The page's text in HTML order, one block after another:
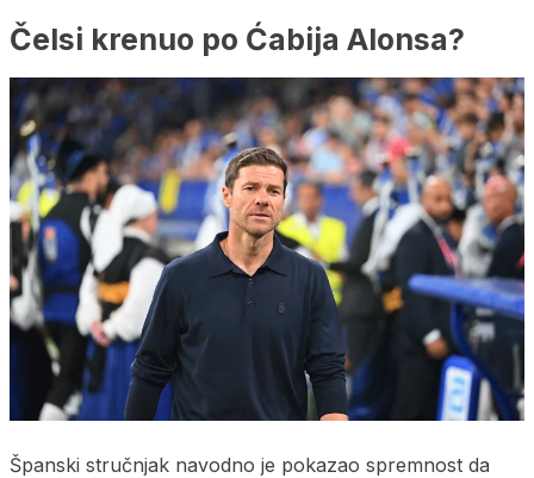
Čelsi krenuo po Ćabija Alonsa?
Španski stručnjak navodno je pokazao spremnost da